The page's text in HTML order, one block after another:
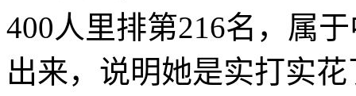
400人里排第216名，属
出来，说明她是实打实